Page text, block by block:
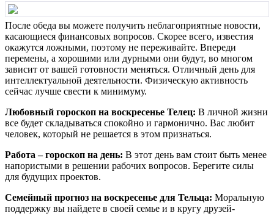
После обеда вы можете получить неблагоприятные новости,
касающиеся финансовых вопросов. Скорее всего, известия
окажутся ложными, поэтому не переживайте. Впереди
перемены, а хорошими или дурными они будут, во многом
зависит от вашей готовности меняться. Отличный день для
интеллектуальной деятельности. Физическую активность
сейчас лучше свести к минимуму.
Любовный гороскоп на воскресенье Телец: В личной жизни
все будет складываться спокойно и гармонично. Вас любит
человек, который не решается в этом признаться.
Работа – гороскоп на день: В этот день вам стоит быть менее
напористыми в решении рабочих вопросов. Берегите силы
для будущих проектов.
Семейный прогноз на воскресенье для Тельца: Моральную
поддержку вы найдете в своей семье и в кругу друзей-